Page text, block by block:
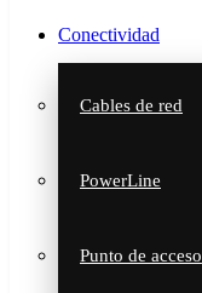
Conectividad
Cables de red
PowerLine
Punto de acceso